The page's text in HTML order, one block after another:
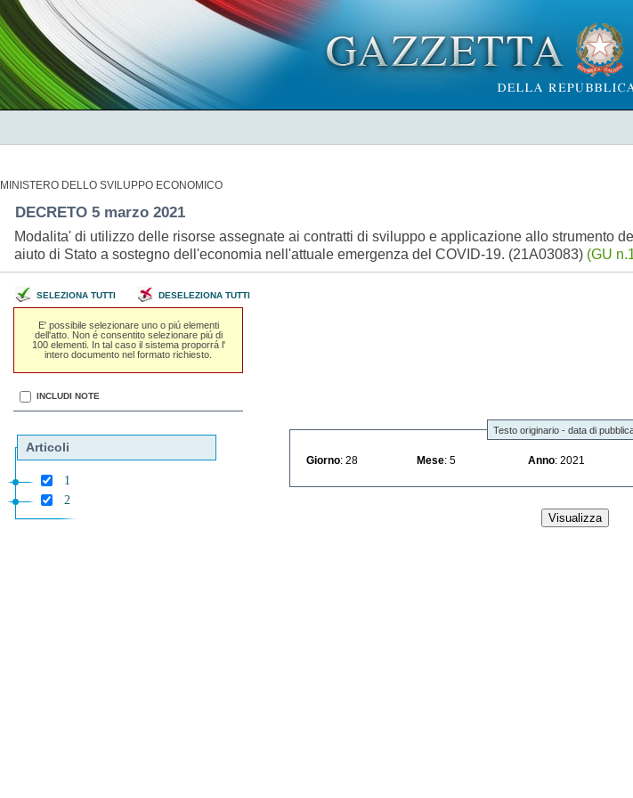
MINISTERO DELLO SVILUPPO ECONOMICO
DECRETO 5 marzo 2021
Modalita' di utilizzo delle risorse assegnate ai contratti di sviluppo e applicazione allo strumento
aiuto di Stato a sostegno dell'economia nell'attuale emergenza del COVID-19. (21A03083) (GU
SELEZIONA TUTTI DESELEZIONA TUTTI
E' possibile selezionare uno o piú elementi
dell'atto. Non é consentito selezionare piú di
100 elementi. In tal caso il sistema proporrá l'
intero documento nel formato richiesto.
INCLUDI NOTE
Articoli
1
2
Testo originario - data di
Giorno : 28 Mese : 5 Anno : 2021